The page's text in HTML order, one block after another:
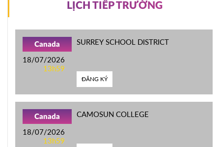
LỊCH TIẾP TRƯỜNG
Canada
18/07/2026
13h59
SURREY SCHOOL DISTRICT
ĐĂNG KÝ
Canada
18/07/2026
13h59
CAMOSUN COLLEGE